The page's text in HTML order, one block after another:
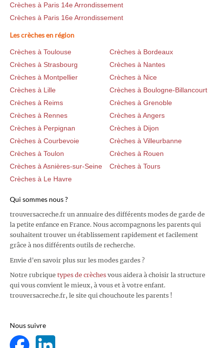
Crèches à Paris 14e Arrondissement
Crèches à Paris 16e Arrondissement
Les crèches en région
Crèches à Toulouse
Crèches à Bordeaux
Crèches à Strasbourg
Crèches à Nantes
Crèches à Montpellier
Crèches à Nice
Crèches à Lille
Crèches à Boulogne-Billancourt
Crèches à Reims
Crèches à Grenoble
Crèches à Rennes
Crèches à Angers
Crèches à Perpignan
Crèches à Dijon
Crèches à Courbevoie
Crèches à Villeurbanne
Crèches à Toulon
Crèches à Rouen
Crèches à Asnières-sur-Seine
Crèches à Tours
Crèches à Le Havre
Qui sommes nous ?
trouversacreche.fr un annuaire des différents modes de garde de
la petite enfance en France. Nous accompagnons les parents qui
souhaitent trouver un établissement rapidement et facilement
grâce à nos différents outils de recherche.
Envie d'en savoir plus sur les modes gardes ?
Notre rubrique types de crèches vous aidera à choisir la structure
qui vous convient le mieux, à vous et à votre enfant.
trouversacreche.fr, le site qui chouchoute les parents !
Nous suivre